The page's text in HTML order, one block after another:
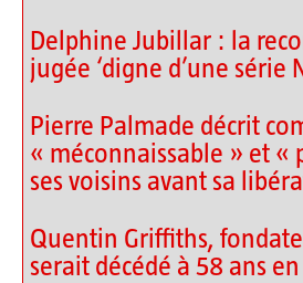
Delphine Jubillar : la
jugée ‘digne d’une série
Pierre Palmade décrit
« méconnaissable » et «
ses voisins avant sa
Quentin Griffiths,
serait décédé à 58 ans